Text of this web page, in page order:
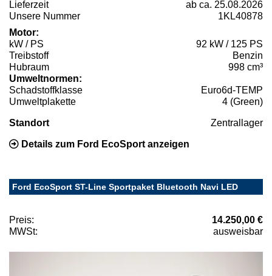
Lieferzeit
ab ca. 25.08.2026
Unsere Nummer
1KL40878
Motor:
kW / PS
92 kW / 125 PS
Treibstoff
Benzin
Hubraum
998 cm³
Umweltnormen:
Schadstoffklasse
Euro6d-TEMP
Umweltplakette
4 (Green)
Standort Zentrallager
Details zum Ford EcoSport anzeigen
Ford EcoSport ST-Line Sportpaket Bluetooth Navi LED
Preis:
14.250,00 €
MWSt:
ausweisbar